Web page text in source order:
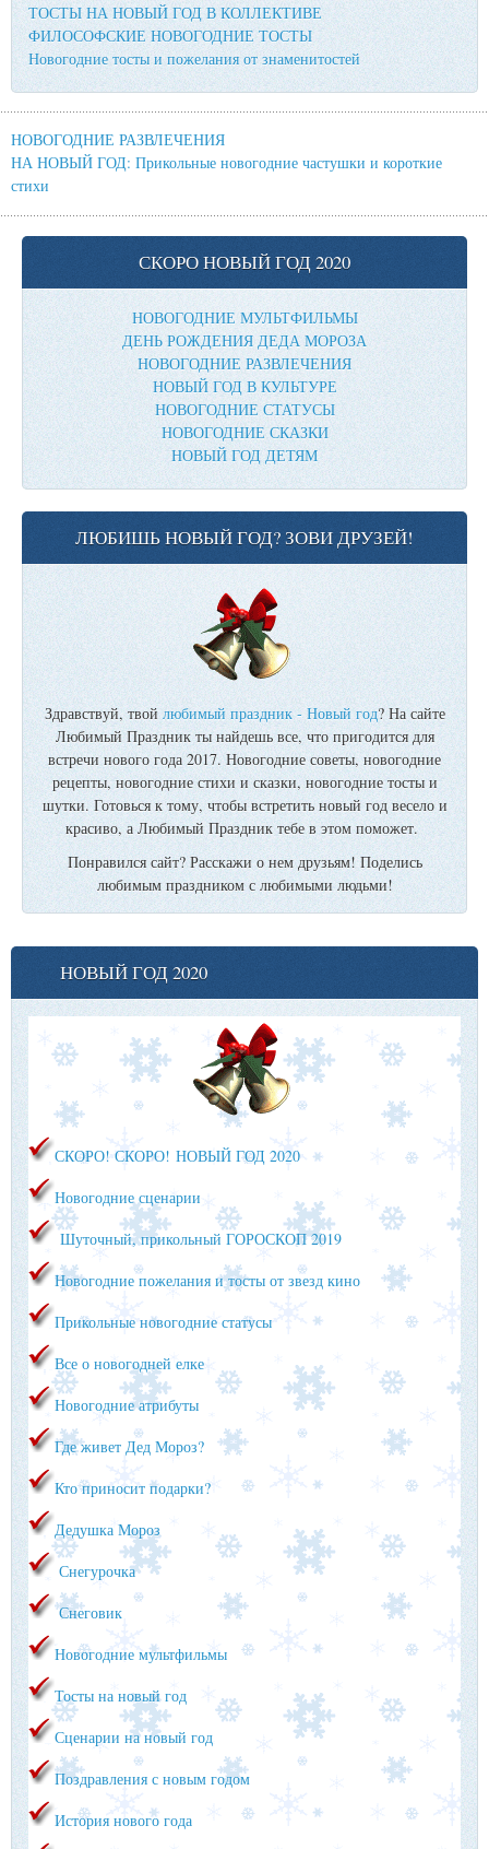
ТОСТЫ НА НОВЫЙ ГОД В КОЛЛЕКТИВЕ
ФИЛОСОФСКИЕ НОВОГОДНИЕ ТОСТЫ
Новогодние тосты и пожелания от знаменитостей
НОВОГОДНИЕ РАЗВЛЕЧЕНИЯ
НА НОВЫЙ ГОД: Прикольные новогодние частушки и короткие
стихи
СКОРО НОВЫЙ ГОД 2020
НОВОГОДНИЕ МУЛЬТФИЛЬМЫ
ДЕНЬ РОЖДЕНИЯ ДЕДА МОРОЗА
НОВОГОДНИЕ РАЗВЛЕЧЕНИЯ
НОВЫЙ ГОД В КУЛЬТУРЕ
НОВОГОДНИЕ СТАТУСЫ
НОВОГОДНИЕ СКАЗКИ
НОВЫЙ ГОД ДЕТЯМ
ЛЮБИШЬ НОВЫЙ ГОД? ЗОВИ ДРУЗЕЙ!
Здравствуй, твой любимый праздник - Новый год? На сайте
Любимый Праздник ты найдешь все, что пригодится для
встречи нового года 2017. Новогодние советы, новогодние
рецепты, новогодние стихи и сказки, новогодние тосты и
шутки. Готовься к тому, чтобы встретить новый год весело и
красиво, а Любимый Праздник тебе в этом поможет.
Понравился сайт? Расскажи о нем друзьям! Поделись
любимым праздником с любимыми людьми!
НОВЫЙ ГОД 2020
СКОРО! СКОРО! НОВЫЙ ГОД 2020
Новогодние сценарии
Шуточный, прикольный ГОРОСКОП 2019
Новогодние пожелания и тосты от звезд кино
Прикольные новогодние статусы
Все о новогодней елке
Новогодние атрибуты
Где живет Дед Мороз?
Кто приносит подарки?
Дедушка Мороз
Снегурочка
Снеговик
Новогодние мультфильмы
Тосты на новый год
Сценарии на новый год
Поздравления с новым годом
История нового года